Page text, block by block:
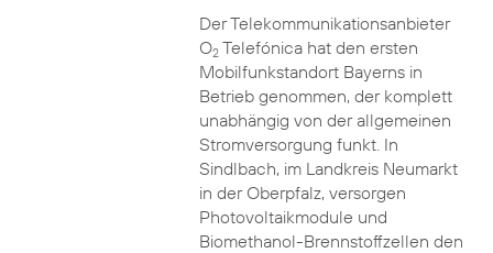
Der Telekommunikationsanbieter
O2Telefónica hat den ersten
Mobilfunkstandort Bayerns in
Betrieb genommen, der komplett
unabhängig von der allgemeinen
Stromversorgung funkt. In
Sindlbach, im Landkreis Neumarkt
in der Oberpfalz, versorgen
Photovoltaikmodule und
Biomethanol-Brennstoffzellen den